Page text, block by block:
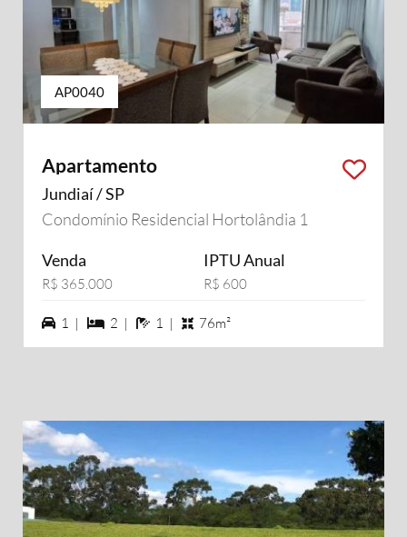
AP0040
Apartamento
Jundiaí / SP
Condomínio Residencial Hortolândia 1
Venda
R$ 365.000
IPTU Anual
R$ 600
1 vagas na garagem
1 | 2 dormiórios
2 | 1 banheiros
1 | 76m²